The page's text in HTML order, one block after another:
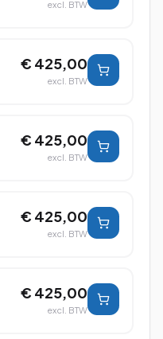
excl. BTW
€ 425,00
excl. BTW
€ 425,00
excl. BTW
€ 425,00
excl. BTW
€ 425,00
excl. BTW